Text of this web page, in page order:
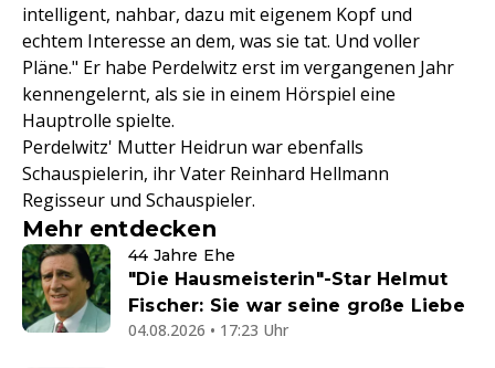
intelligent, nahbar, dazu mit eigenem Kopf und
echtem Interesse an dem, was sie tat. Und voller
Pläne." Er habe Perdelwitz erst im vergangenen Jahr
kennengelernt, als sie in einem Hörspiel eine
Hauptrolle spielte.
Perdelwitz' Mutter Heidrun war ebenfalls
Schauspielerin, ihr Vater Reinhard Hellmann
Regisseur und Schauspieler.
Mehr entdecken
44 Jahre Ehe
"Die Hausmeisterin"-Star Helmut
Fischer: Sie war seine große Liebe
04.08.2026 • 17:23 Uhr